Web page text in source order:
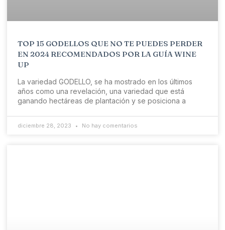
TOP 15 GODELLOS QUE NO TE PUEDES PERDER
EN 2024 RECOMENDADOS POR LA GUÍA WINE
UP
La variedad GODELLO, se ha mostrado en los últimos
años como una revelación, una variedad que está
ganando hectáreas de plantación y se posiciona a
diciembre 28, 2023 No hay comentarios